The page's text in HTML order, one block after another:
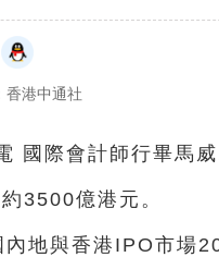
香港中通社
國際會計師行畢馬
3500億港元。
地與香港IPO市場